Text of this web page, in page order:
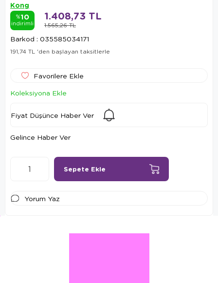
Kong
%10
indirimli 1.565,26 TL
1.408,73 TL
Barkod : 035585034171
191,74 TL 'den başlayan taksitlerle
Favorilere Ekle
Koleksiyona Ekle
Fiyat Düşünce Haber Ver
Gelince Haber Ver
Yorum Yaz